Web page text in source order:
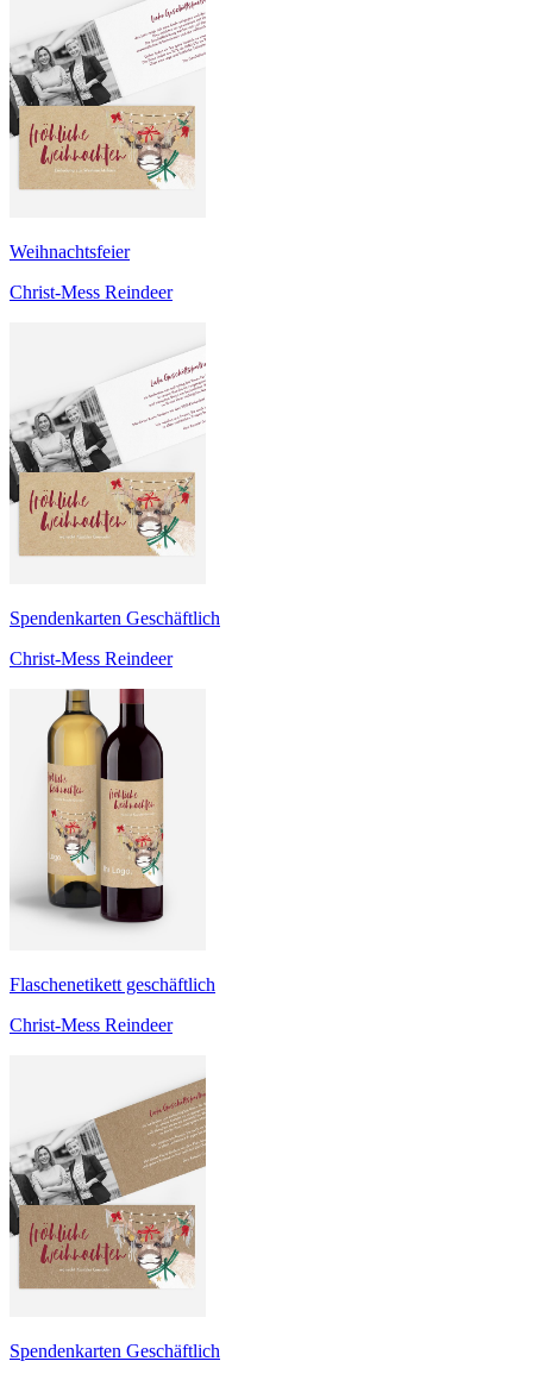
Weihnachtsfeier
Christ-Mess Reindeer
Spendenkarten Geschäftlich
Christ-Mess Reindeer
Flaschenetikett geschäftlich
Christ-Mess Reindeer
Spendenkarten Geschäftlich